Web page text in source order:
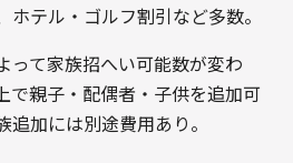
ホテル・ゴルフ割引など多数。
って家族招へい可能数が変わ
で親子・配偶者・子供を追加可
追加には別途費用あり。